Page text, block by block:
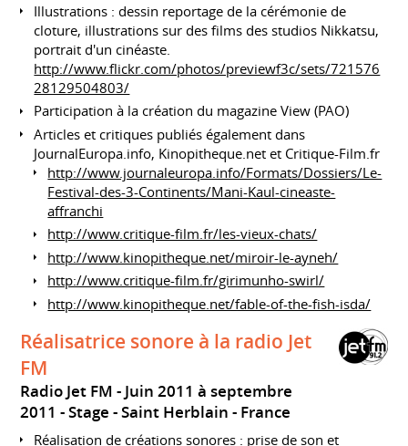
Illustrations : dessin reportage de la cérémonie de
cloture, illustrations sur des films des studios Nikkatsu,
portrait d'un cinéaste.
http://www.flickr.com/photos/previewf3c/sets/721576
28129504803/
Participation à la création du magazine View (PAO)
Articles et critiques publiés également dans
JournalEuropa.info, Kinopitheque.net et Critique-Film.fr
http://www.journaleuropa.info/Formats/Dossiers/Le-
Festival-des-3-Continents/Mani-Kaul-cineaste-
affranchi
http://www.critique-film.fr/les-vieux-chats/
http://www.kinopitheque.net/miroir-le-ayneh/
http://www.critique-film.fr/girimunho-swirl/
http://www.kinopitheque.net/fable-of-the-fish-isda/
Réalisatrice sonore à la radio Jet
FM
Radio Jet FM
Juin 2011 à septembre
2011 Stage Saint Herblain France
Réalisation de créations sonores : prise de son et